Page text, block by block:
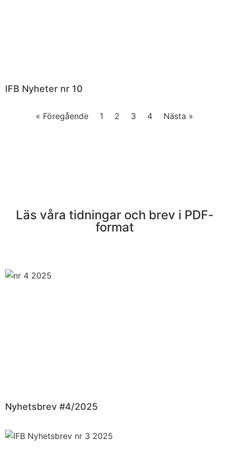
IFB Nyheter nr 10
« Föregående 1 2 3 4 Nästa »
Läs våra tidningar och brev i PDF-
format
Nyhetsbrev #4/2025